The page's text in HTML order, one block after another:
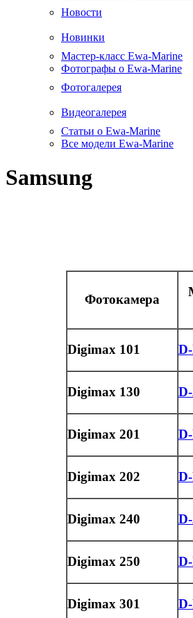
Новости
Новинки
Мастер-класс Ewa-Marine
Фотографы о Ewa-Marine
Фотогалерея
Видеогалерея
Статьи о Ewa-Marine
Все модели Ewa-Marine
Samsung
Фотокамера
Digimax 101
Digimax 130
Digimax 201
Digimax 202
Digimax 240
Digimax 250
Digimax 301